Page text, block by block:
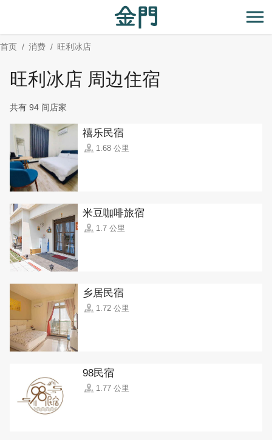
主
要
开
首页 消费 旺利冰店
旺利冰店 周边住宿
共有 94 间店家
禧乐民宿
1.68 公里
米豆咖啡旅宿
1.7 公里
乡居民宿
1.72 公里
98民宿
1.77 公里